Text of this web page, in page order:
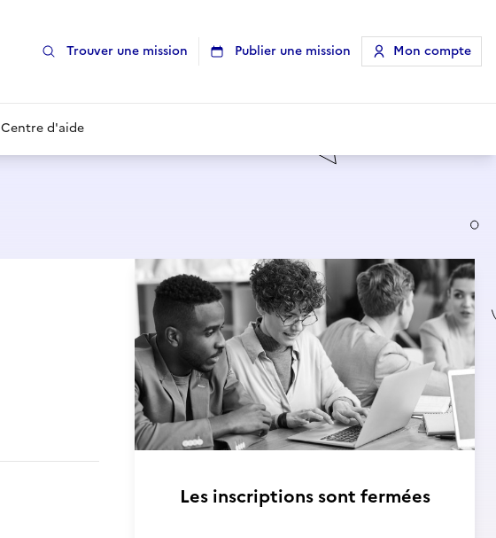
Trouver une mission Publier une mission Mon compte
Centre d'aide
Les inscriptions sont fermées